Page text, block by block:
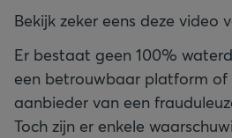
Bekijk zeker eens deze video
Er bestaat geen 100%
een betrouwbaar platform
aanbieder van een
Toch zijn er enkele